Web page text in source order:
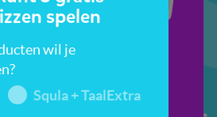
Meer, minder,
evenveel
spelen
wil je
Squla + TaalExtra